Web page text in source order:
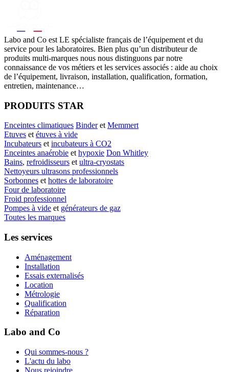
Labo and Co est LE spécialiste français de l’équipement et du
service pour les laboratoires. Bien plus qu’un distributeur de
produits multi-marques nous nous distinguons par notre
connaissance de vos métiers et les services associés : aide au choix
de l’équipement, livraison, installation, qualification, formation,
entretien, maintenance…
PRODUITS STAR
Enceintes climatiques Binderet Memmert
Etuves et étuves à vide
Incubateurs et incubateurs à CO2
Enceintes anaérobie et hypoxie Don Whitley
Bains, refroidisseurs et ultra-cryostats
Nettoyeurs ultrasons professionnels
Sorbonnes et hottes de laboratoire
Four de laboratoire
Froid professionnel
Pompes à vide et générateurs de gaz
Toutes les marques
Les services
Aménagement
Installation
Essais externalisés
Location
Métrologie
Qualification
Réparation
Labo and Co
Qui sommes-nous ?
L'actu du labo